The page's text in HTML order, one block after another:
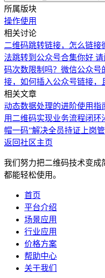
所属版块
操作使用
相关讨论
二维码跳转链接，怎么链接
法跳转到公众号合集你好
码次数限制吗？ 微信公众号
接，如何插入公众号链接，
相关文章
动态数据处理的进阶使用指
用二维码实现业务流程闭环
帽一码”解决全员持证上岗
返回社区主页
我们努力把二维码技术变成
都能轻松使用。
首页
平台介绍
场景应用
行业应用
价格方案
帮助中心
关于我们